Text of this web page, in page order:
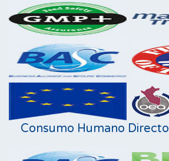
Consumo Humano Directo